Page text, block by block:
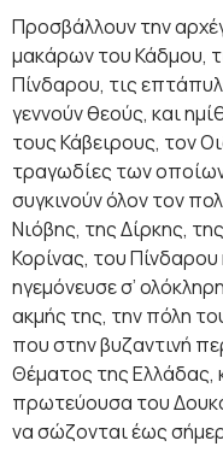
Προσβάλλουν την
μακάρων του Κάδμου,
Πίνδαρου, τις
γεννούν θεούς, και
τους Κάβειρους, τον
τραγωδίες των
συγκινούν όλον τον
Νιόβης, της Δίρκης,
Κορίνας, του
ηγεμόνευσε σ’
ακμής της, την πόλη
που στην βυζαντινή
Θέματος της Ελλάδας,
πρωτεύουσα του
να σώζονται έως